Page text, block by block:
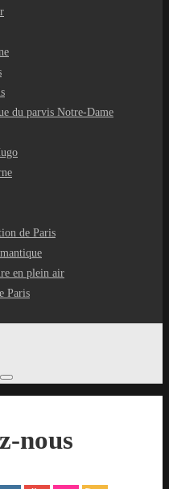
du parvis Notre-Dame
de Paris
en plein air
Paris
Rechercher
nous